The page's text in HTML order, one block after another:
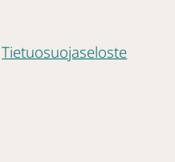
Tietuosuojaseloste